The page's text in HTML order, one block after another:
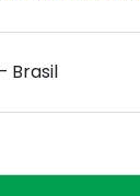
Brasil